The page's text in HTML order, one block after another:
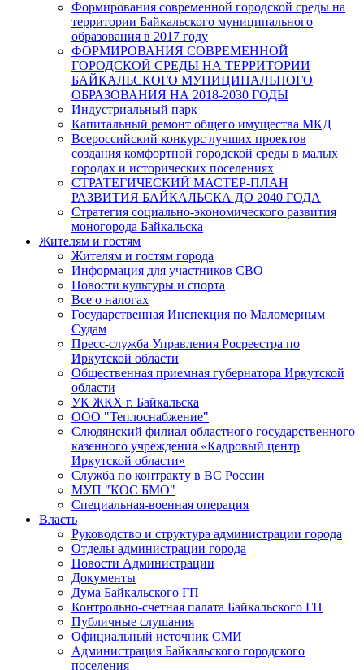
Формирования современной городской среды на
территории Байкальского муниципального
образования в 2017 году
ФОРМИРОВАНИЯ СОВРЕМЕННОЙ
ГОРОДСКОЙ СРЕДЫ НА ТЕРРИТОРИИ
БАЙКАЛЬСКОГО МУНИЦИПАЛЬНОГО
ОБРАЗОВАНИЯ НА 2018-2030 ГОДЫ
Индустриальный парк
Капитальный ремонт общего имущества МКД
Всероссийский конкурс лучших проектов
создания комфортной городской среды в малых
городах и исторических поселениях
СТРАТЕГИЧЕСКИЙ МАСТЕР-ПЛАН
РАЗВИТИЯ БАЙКАЛЬСКА ДО 2040 ГОДА
Стратегия социально-экономического развития
моногорода Байкальска
Жителям и гостям
Жителям и гостям города
Информация для участников СВО
Новости культуры и спорта
Все о налогах
Государственная Инспекция по Маломерным
Судам
Пресс-служба Управления Росреестра по
Иркутской области
Общественная приемная губернатора Иркутской
области
УК ЖКХ г. Байкальска
ООО "Теплоснабжение"
Слюдянский филиал областного государственного
казенного учреждения «Кадровый центр
Иркутской области»
Служба по контракту в ВС России
МУП "КОС БМО"
Специальная-военная операция
Власть
Руководство и структура администрации города
Отделы администрации города
Новости Администрации
Документы
Дума Байкальского ГП
Контрольно-счетная палата Байкальского ГП
Публичные слушания
Официальный источник СМИ
Администрация Байкальского городского
поселения